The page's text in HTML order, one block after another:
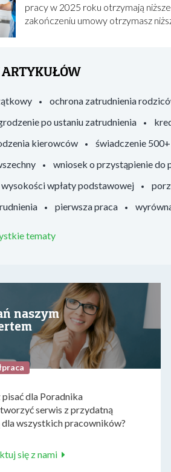
pracy w 2025 roku otrzymają
zakończeniu umowy otrzymasz
ochrona zatrudnienia
po ustaniu zatrudnienia
kierowców
świadczenie 500+
wniosek o przystąpienie do
wpłaty podstawowej
pierwsza praca
tematy
naszym
pisać dla Poradnika
serwis z przydatną
wszystkich pracowników?
się z nami